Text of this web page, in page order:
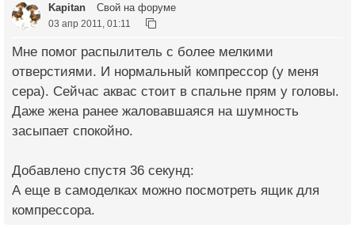
Kapitan Свой на форуме
03 апр 2011, 01:11
Мне помог распылитель с более мелкими
отверстиями. И нормальный компрессор (у меня
сера). Сейчас аквас стоит в спальне прям у головы.
Даже жена ранее жаловавшаяся на шумность
засыпает спокойно.
Добавлено спустя 36 секунд:
А еще в самоделках можно посмотреть ящик для
компрессора.